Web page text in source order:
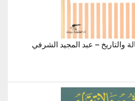
والتاريخ – عبد المجيد الشرفي